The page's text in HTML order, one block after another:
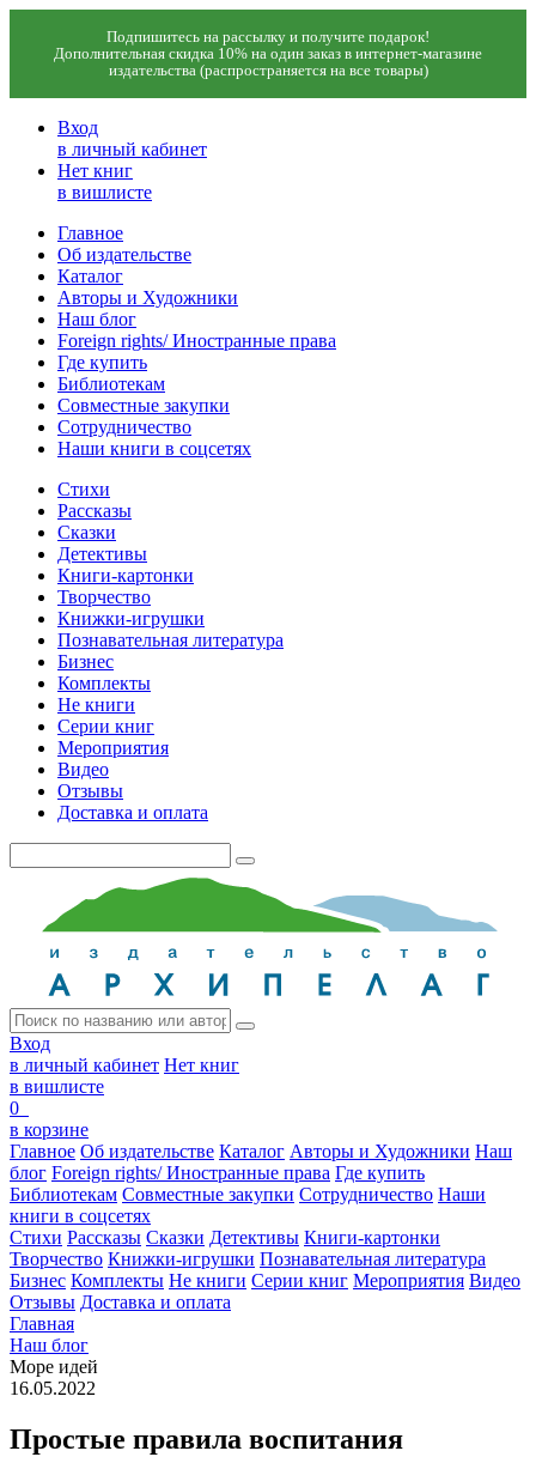
Подпишитесь на рассылку и получите подарок!
Дополнительная скидка 10% на один заказ в интернет-магазине
издательства (распространяется на все товары)
Вход
в личный кабинет
Нет книг
в вишлисте
Главное
Об издательстве
Каталог
Авторы и Художники
Наш блог
Foreign rights/ Иностранные права
Где купить
Библиотекам
Совместные закупки
Сотрудничество
Наши книги в соцсетях
Стихи
Рассказы
Сказки
Детективы
Книги-картонки
Творчество
Книжки-игрушки
Познавательная литература
Бизнес
Комплекты
Не книги
Серии книг
Мероприятия
Видео
Отзывы
Доставка и оплата
Вход
в личный кабинет Нет книг
в вишлисте
0
в корзине
Главное Об издательстве Каталог Авторы и Художники Наш
блог Foreign rights/ Иностранные права Где купить
Библиотекам Совместные закупки Сотрудничество Наши
книги в соцсетях
Стихи Рассказы Сказки Детективы Книги-картонки
Творчество Книжки-игрушки Познавательная литература
Бизнес Комплекты Не книги Серии книг Мероприятия Видео
Отзывы Доставка и оплата
Главная
Наш блог
Море идей
16.05.2022
Простые правила воспитания